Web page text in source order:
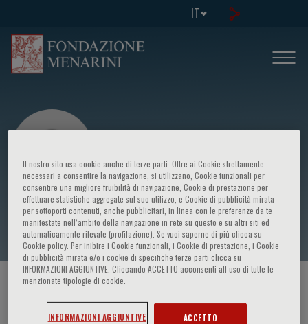
IT
Elaine Gluckman Blay
HOME PAGE / CORSI ED EVENTI
Il nostro sito usa cookie anche di terze parti. Oltre ai Cookie strettamente
necessari a consentire la navigazione, si utilizzano, Cookie funzionali per
consentire una migliore fruibilità di navigazione, Cookie di prestazione per
effettuare statistiche aggregate sul suo utilizzo, e Cookie di pubblicità mirata
per sottoporti contenuti, anche pubblicitari, in linea con le preferenze da te
manifestate nell‘ambito della navigazione in rete su questo e su altri siti ed
automaticamente rilevate (profilazione). Se vuoi saperne di più clicca su
Cookie policy. Per inibire i Cookie funzionali, i Cookie di prestazione, i Cookie
di pubblicità mirata e/o i cookie di specifiche terze parti clicca su
INFORMAZIONI AGGIUNTIVE. Cliccando ACCETTO acconsenti all’uso di tutte le
menzionate tipologie di cookie.
INFORMAZIONI AGGIUNTIVE ACCETTO